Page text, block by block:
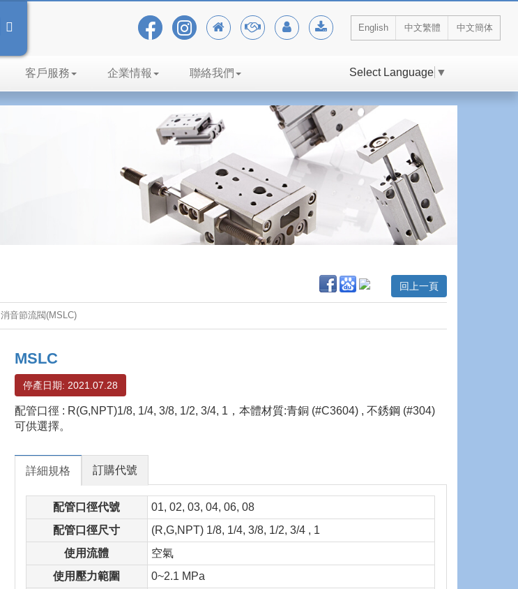
English 中文繁體 中文簡体
客戶服務 企業情報 聯絡我們 Select Language ▼
回上一頁
消音節流閥(MSLC)
MSLC
停產日期: 2021.07.28
配管口徑 : R(G,NPT)1/8, 1/4, 3/8, 1/2, 3/4, 1，本體材質:青銅 (#C3604) , 不銹鋼 (#304)
可供選擇。
詳細規格 訂購代號
配管口徑代號
01, 02, 03, 04, 06, 08
配管口徑尺寸
(R,G,NPT) 1/8, 1/4, 3/8, 1/2, 3/4 , 1
使用流體
空氣
使用壓力範圍
0~2.1 MPa